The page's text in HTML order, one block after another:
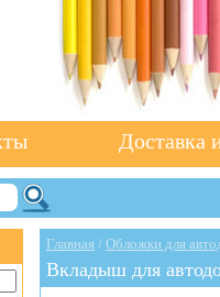
Доставка
Главная / Обложки для
Вкладыш для